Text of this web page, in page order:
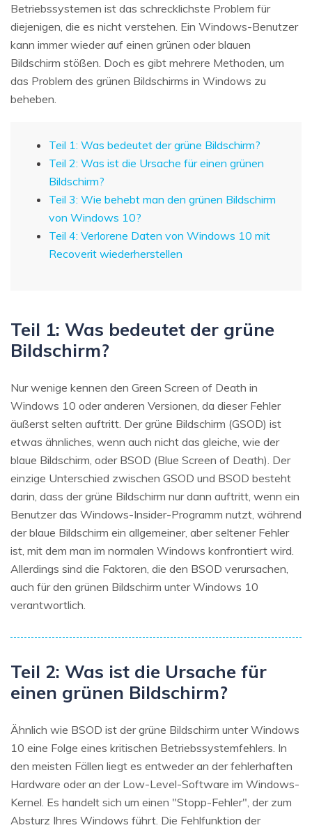
Betriebssystemen ist das schrecklichste Problem für
diejenigen, die es nicht verstehen. Ein Windows-Benutzer
kann immer wieder auf einen grünen oder blauen
Bildschirm stößen. Doch es gibt mehrere Methoden, um
das Problem des grünen Bildschirms in Windows zu
beheben.
Teil 1: Was bedeutet der grüne Bildschirm?
Teil 2: Was ist die Ursache für einen grünen
Bildschirm?
Teil 3: Wie behebt man den grünen Bildschirm
von Windows 10?
Teil 4: Verlorene Daten von Windows 10 mit
Recoverit wiederherstellen
Teil 1: Was bedeutet der grüne
Bildschirm?
Nur wenige kennen den Green Screen of Death in
Windows 10 oder anderen Versionen, da dieser Fehler
äußerst selten auftritt. Der grüne Bildschirm (GSOD) ist
etwas ähnliches, wenn auch nicht das gleiche, wie der
blaue Bildschirm, oder BSOD (Blue Screen of Death). Der
einzige Unterschied zwischen GSOD und BSOD besteht
darin, dass der grüne Bildschirm nur dann auftritt, wenn ein
Benutzer das Windows-Insider-Programm nutzt, während
der blaue Bildschirm ein allgemeiner, aber seltener Fehler
ist, mit dem man im normalen Windows konfrontiert wird.
Allerdings sind die Faktoren, die den BSOD verursachen,
auch für den grünen Bildschirm unter Windows 10
verantwortlich.
Teil 2: Was ist die Ursache für
einen grünen Bildschirm?
Ähnlich wie BSOD ist der grüne Bildschirm unter Windows
10 eine Folge eines kritischen Betriebssystemfehlers. In
den meisten Fällen liegt es entweder an der fehlerhaften
Hardware oder an der Low-Level-Software im Windows-
Kernel. Es handelt sich um einen "Stopp-Fehler", der zum
Absturz Ihres Windows führt. Die Fehlfunktion der